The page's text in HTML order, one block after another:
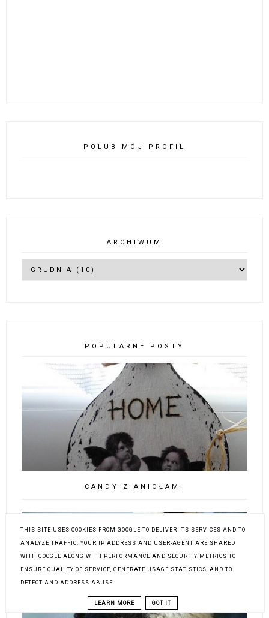
POLUB MÓJ PROFIL
ARCHIWUM
POPULARNE POSTY
CANDY Z ANIOŁAMI
THIS SITE USES COOKIES FROM GOOGLE TO DELIVER ITS SERVICES AND TO
ANALYZE TRAFFIC. YOUR IP ADDRESS AND USER-AGENT ARE SHARED
WITH GOOGLE ALONG WITH PERFORMANCE AND SECURITY METRICS TO
ENSURE QUALITY OF SERVICE, GENERATE USAGE STATISTICS, AND TO
DETECT AND ADDRESS ABUSE.
LEARN MORE GOT IT